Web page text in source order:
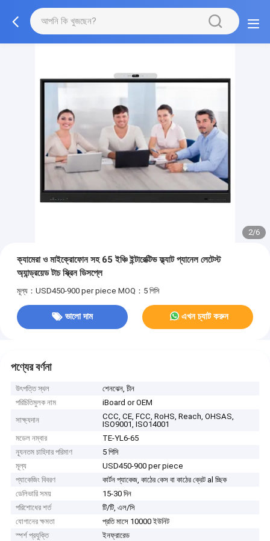
2/6
ক্যামেরা ও মাইক্রোফোন সহ 65 ইঞ্চি ইন্টারেক্টিভ ফ্ল্যাট প্যানেল লেটেস্ট
অ্যান্ড্রয়েড টাচ স্ক্রিন ডিসপ্লে
মূল্য：USD450-900 per piece MOQ：5 পিসি
ভালো দাম এখন চ্যাট করুন
পণ্যের বর্ণনা
উৎপত্তি স্থল
শেনঝেন, চীন
পরিচিতিমুলক নাম
iBoard or OEM
সাক্ষ্যদান
CCC, CE, FCC, RoHS, Reach, OHSAS,
ISO9001, ISO14001
মডেল নম্বার
TE-YL6-65
ন্যূনতম চাহিদার পরিমাণ
5 পিসি
মূল্য
USD450-900 per piece
প্যাকেজিং বিবরণ
কার্টন প্যাকেজ, কাঠের কেস বা কাঠের ক্রেট al চ্ছিক
ডেলিভারি সময়
15-30 দিন
পরিশোধের শর্ত
টি/টি, এল/সি
যোগানের ক্ষমতা
প্রতি মাসে 10000 ইউনিট
স্পর্শ প্রযুক্তি
ইনফ্রারেড